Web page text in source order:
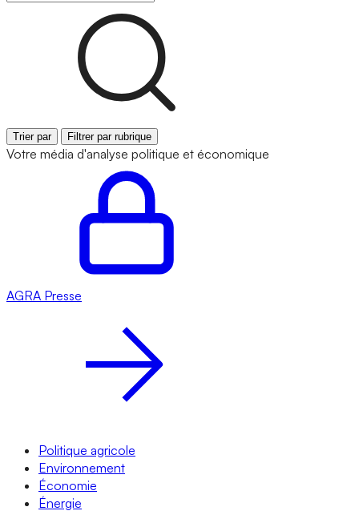
Trier par Filtrer par rubrique
Votre média d'analyse politique et économique
AGRA Presse
Politique agricole
Environnement
Économie
Énergie